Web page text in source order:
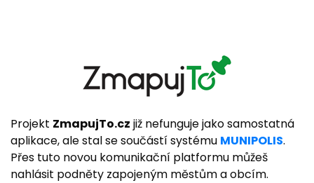
Projekt ZmapujTo.cz již nefunguje jako samostatná
aplikace, ale stal se součástí systému MUNIPOLIS.
Přes tuto novou komunikační platformu můžeš
nahlásit podněty zapojeným městům a obcím.